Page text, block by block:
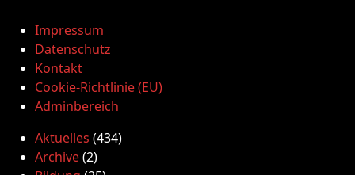
Impressum
Datenschutz
Kontakt
Cookie-Richtlinie (EU)
Adminbereich
Aktuelles (434)
Archive(2)